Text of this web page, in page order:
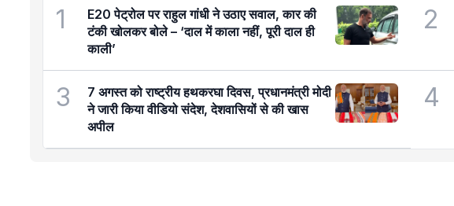
1
E20 पेट्रोल पर राहुल गांधी ने उठाए सवाल, कार की
टंकी खोलकर बोले – ‘दाल में काला नहीं, पूरी दाल ही
काली’
2
3
7 अगस्त को राष्ट्रीय हथकरघा दिवस, प्रधानमंत्री मोदी
ने जारी किया वीडियो संदेश, देशवासियों से की खास
अपील
4